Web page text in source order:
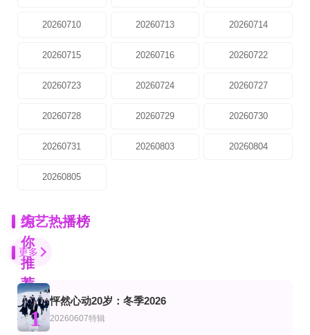
20260710 20260713 20260714
20260715 20260716 20260722
20260723 20260724 20260727
20260728 20260729 20260730
20260731 20260803 20260804
20260805
为
你
推
荐
更新至20260731期
国医少年志第3季
第5集完结
陈辰的超越边界
第2期
来吃碗拉面吗
综艺热播榜
更多
1
怦然心动20岁：冬季2026
20260607特辑